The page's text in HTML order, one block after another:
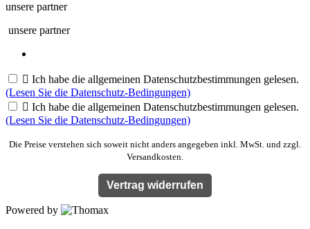
unsere partner
unsere partner
 Ich habe die allgemeinen Datenschutzbestimmungen gelesen.
(Lesen Sie die Datenschutz-Bedingungen)
 Ich habe die allgemeinen Datenschutzbestimmungen gelesen.
(Lesen Sie die Datenschutz-Bedingungen)
Die Preise verstehen sich soweit nicht anders angegeben inkl. MwSt. und zzgl.
Versandkosten.
Vertrag widerrufen
Powered by